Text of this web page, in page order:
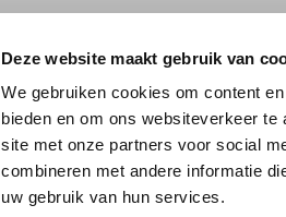
Deze website maakt gebruik van
We gebruiken cookies om content
bieden en om ons websiteverkeer
site met onze partners voor social
combineren met andere informatie
uw gebruik van hun services.